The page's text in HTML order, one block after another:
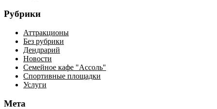
Рубрики
Аттракционы
Без рубрики
Дендрарий
Новости
Семейное кафе "Ассоль"
Спортивные площадки
Услуги
Мета